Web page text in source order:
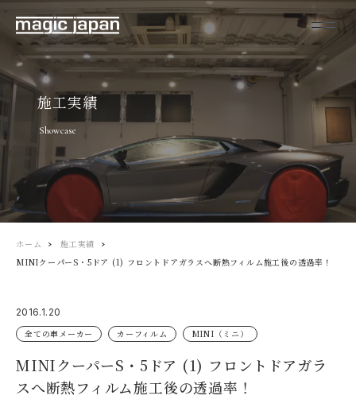
施工実績
Showcase
ホーム
施工実績
MINIクーパーS・5ドア (1) フロントドアガラスへ断熱フィルム施工後の透過率！
2016.1.20
全ての車メーカー
カーフィルム MINI（ミニ）
MINIクーパーS・5ドア (1) フロントドアガラ
スへ断熱フィルム施工後の透過率！